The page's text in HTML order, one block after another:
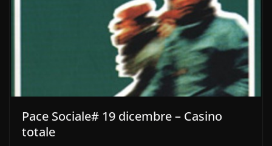
Pace Sociale# 19 dicembre – Casino
totale